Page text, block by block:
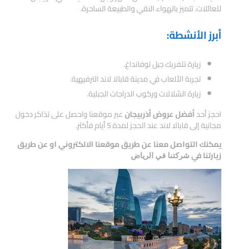
للعائلات. تتميز بالهواء النقي والطبيعة الساحرة.
أبرز الأنشطة:
زيارة تلفريك جبل توفانداغ.
تجربة الألعاب في مدينة قابالا لاند الترفيهية.
زيارة الشلالات وركوب الدراجات الجبلية.
احجز أحدأفضل عروض أذربيجانعبر موقعنا واحصل على تذاكر دخول
مجانية إلى قابالا لاند عند الحجز لمدة 5 أيام فأكثر.
يمكنك التواصل معنا عن طريق موقعنا الالكتروني او عن طريق
زيارتنا في شركتنا في الرياض